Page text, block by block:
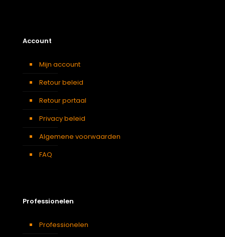
Account
Mijn account
Retour beleid
Retour portaal
Privacy beleid
Algemene voorwaarden
FAQ
Professionelen
Professionelen